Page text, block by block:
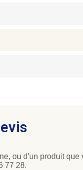
ou d'un produit que
77 28.